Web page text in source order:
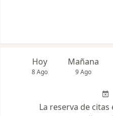
Hoy
8 Ago
Mañana
9 Ago
La reserva de